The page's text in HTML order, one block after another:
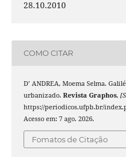
28.10.2010
COMO CITAR
D’ ANDREA, Moema Selma.
urbanizado. Revista Graphos,
https://periodicos.ufpb.br/
Acesso em: 7 ago. 2026.
Fomatos de Citação